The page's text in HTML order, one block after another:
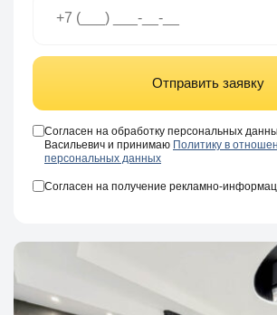
Отправить заявку
Согласен на обработку персональных
Васильевич и принимаю Политику в
персональных данных
Согласен на получение рекламно-